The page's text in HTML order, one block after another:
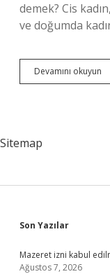
demek? Cis
ve doğumda
Devamını okuyun
Sitemap
Sidebar
Son Yazılar
Mazeret izni kabul
Ağustos 7, 2026